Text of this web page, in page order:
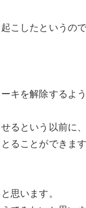
こしたというので
キを解除するよ
るという以前に
ることができます
思います。